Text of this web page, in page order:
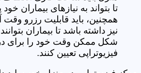
تا بتواند به نیازهای بیماران
همچنین، باید قابلیت رزرو وقت
نیز داشته باشد تا بیماران
شکل ممکن وقت خود را برای
فیزیوتراپی تعیین کنند.